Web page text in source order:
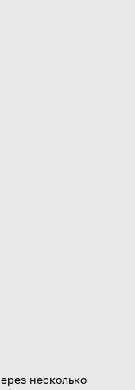
несколько